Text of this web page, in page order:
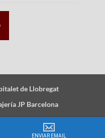
de Llobregat
JP Barcelona